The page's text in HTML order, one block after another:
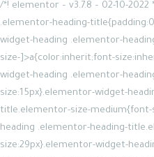
/*! elementor – v3.7.8 – 02-10-2022
.elementor-heading-
widget-heading .elementor-
size-]>a{color:inherit;font-
widget-heading .elementor-
size:15px}.elementor-widget-
title.elementor-size-medium{font-
heading .elementor-heading-
size:29px}.elementor-widget-